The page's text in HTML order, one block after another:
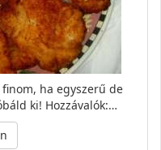
ha egyszerű de
ki! Hozzávalók:…